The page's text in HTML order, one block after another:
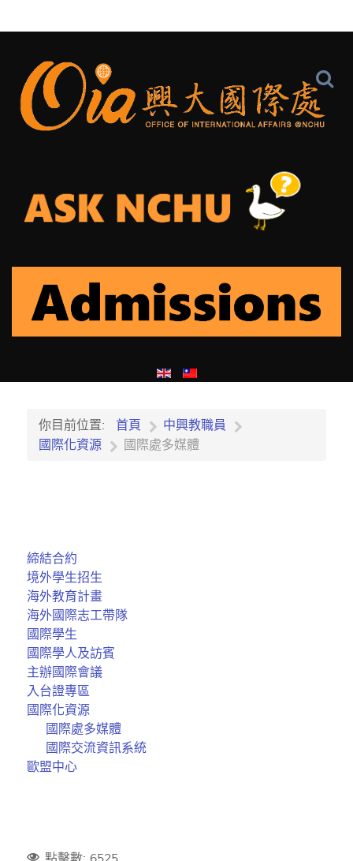
你目前位置: 首頁
中興教職員
國際化資源
國際處多媒體
締結合約
境外學生招生
海外教育計畫
海外國際志工帶隊
國際學生
國際學人及訪賓
主辦國際會議
入台證專區
國際化資源
國際處多媒體
國際交流資訊系統
歐盟中心